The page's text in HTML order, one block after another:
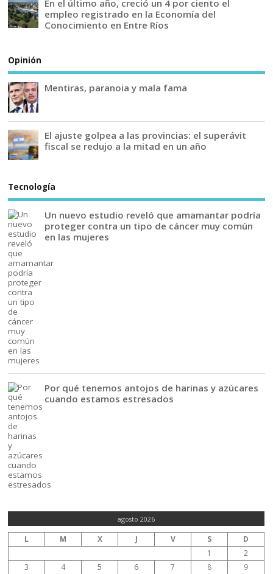
En el último año, creció un 4 por ciento el
empleo registrado en la Economía del
Conocimiento en Entre Ríos
Opinión
Mentiras, paranoia y mala fama
El ajuste golpea a las provincias: el superávit
fiscal se redujo a la mitad en un año
Tecnología
Un nuevo estudio reveló que amamantar podría
proteger contra un tipo de cáncer muy común
en las mujeres
Por qué tenemos antojos de harinas y azúcares
cuando estamos estresados
agosto 2026
L M X J V S
D
1
2
3
4 5 6 7 8 9